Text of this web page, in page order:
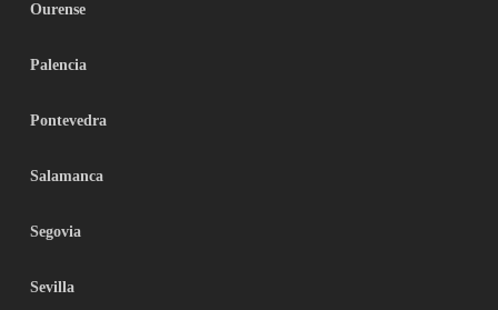
Ourense
Palencia
Pontevedra
Salamanca
Segovia
Sevilla